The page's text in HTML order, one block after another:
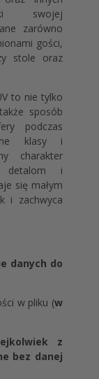
swojej
zarówno
gości,
stole oraz
to nie tylko
sposób
podczas
klasy i
charakter
detalom i
się małym
i zachwyca
danych do
w pliku (w
z
bez danej